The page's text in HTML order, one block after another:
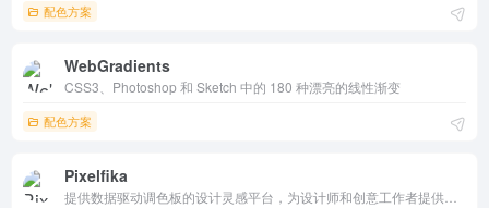
配色方案
WebGradients
CSS3、Photoshop 和 Sketch 中的 180 种漂亮的线性渐变
配色方案
Pixelfika